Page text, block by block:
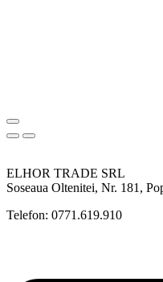
ELHOR TRADE SRL
Soseaua Oltenitei, Nr. 181,
Telefon: 0771.619.910